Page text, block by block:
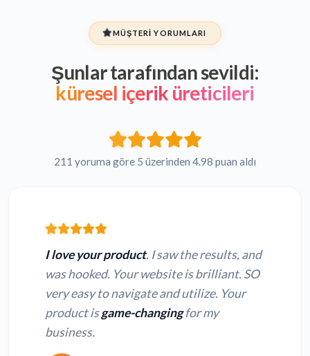
MÜŞTERI YORUMLARI
Şunlar tarafından sevildi:
küresel içerik üreticileri
211 yoruma göre 5 üzerinden 4.98 puan aldı
I love your product. I saw the results, and
was hooked. Your website is brilliant. SO
very easy to navigate and utilize. Your
product isgame-changingfor my
business.